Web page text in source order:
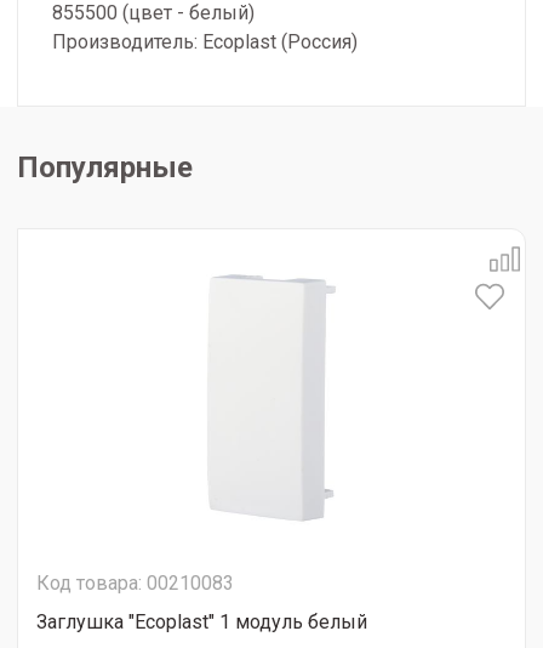
855500 (цвет - белый)
Производитель: Ecoplast (Россия)
Популярные
Код товара: 00210083
Заглушка "Ecoplast" 1 модуль белый